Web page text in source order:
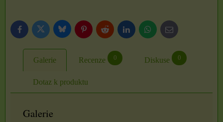
FacebookTwitter BlueskyPinterestReddit LinkedInWhatsApp
E-
mail
Galerie Recenze 0 Diskuse 0
Dotaz k produktu
Galerie